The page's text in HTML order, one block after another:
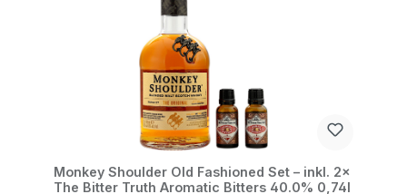
Monkey Shoulder Old Fashioned Set – inkl. 2×
The Bitter Truth Aromatic Bitters 40.0% 0,74l